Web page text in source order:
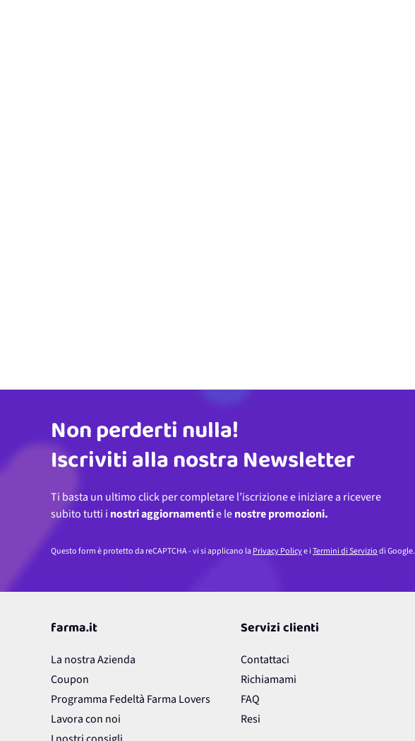
Indirizzo email
Non perderti nulla!
Iscriviti alla nostra Newsletter
Ti basta un ultimo click per completare l’iscrizione e iniziare a ricevere
subito tutti i nostri aggiornamentie lenostre promozioni.
Questo form è protetto da reCAPTCHA - vi si applicano laPrivacy Policye iTermini di Serviziodi Google.
farma.it
La nostra Azienda
Coupon
Programma Fedeltà Farma Lovers
Lavora con noi
Servizi clienti
Contattaci
Richiamami
FAQ
Resi